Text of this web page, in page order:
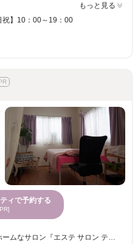
もっと見る
祝】10：00～19：00
ィで予約する
ジミー安謝店から徒歩1分！アットホームなサロン『エステ サロン ティアラ』仕事帰りに通いやすい夜10時まで営業♪丁寧なカウンセリング＆施術で、アナタのなりたい目元を叶えます☆目の形や毛質に合わせて最適なデザインをご提案しますので、初めての方もご相談ください♪ 《人気メニュー》 「人気のマツエクつけ放題＋プロフェショナル仕様のまつげ美容液1本付き（ご希望の方には目尻のみにカラーエクステサービス！）」リピートされるお客様多数の安全・長持ちのマツエクです★ 《話題のボリュームラッシュも取り扱っています♪》 「4Dボリュームラッシュ（両目）60束（240本）＋プロフェショナル仕様のまつげ美容液1本付き」ボリュームラッシュは、自まつげ1本に対して4本装着しますので、自まつげの本数以上をつけられます。羽のように軽くて柔らかいエクステで、付け心地がとても自然です☆